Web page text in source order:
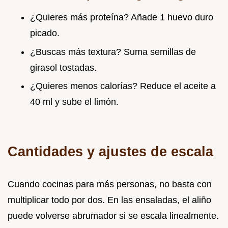
¿Quieres más proteína? Añade 1 huevo duro
picado.
¿Buscas más textura? Suma semillas de
girasol tostadas.
¿Quieres menos calorías? Reduce el aceite a
40 ml y sube el limón.
Cantidades y ajustes de escala
Cuando cocinas para más personas, no basta con
multiplicar todo por dos. En las ensaladas, el aliño
puede volverse abrumador si se escala linealmente.